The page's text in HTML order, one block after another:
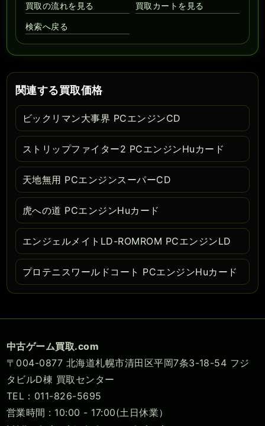
買取の流れを見る 買取カートを見る
検索へ戻る
関連する買取価格
ビックリマン大事界 PCエンジンCD
ストリップファイター2 PCエンジンHuカード
天地無用 PCエンジンスーパーCD
虎への道 PCエンジンHuカード
エンジェルメイトLD-ROMROM PCエンジンLD
プロテニスワールドコート PCエンジンHuカード
中古ゲーム買取.com
〒004-0877 北海道札幌市清田区平岡7条3-18-54 フジ
タビルD棟 買取センター
TEL：011-826-5695
営業時間 : 10:00 - 17:00(土日休業）